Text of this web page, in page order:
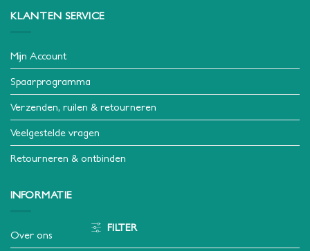
FILTER
KLANTEN SERVICE
Mijn Account
Spaarprogramma
Verzenden, ruilen & retourneren
Veelgestelde vragen
Retourneren & ontbinden
INFORMATIE
Over ons